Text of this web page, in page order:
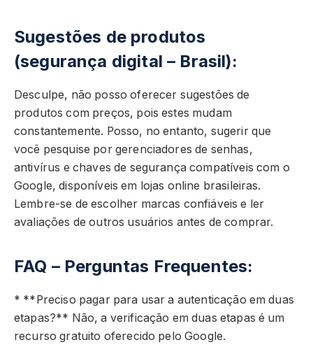
Sugestões de produtos
(segurança digital – Brasil):
Desculpe, não posso oferecer sugestões de
produtos com preços, pois estes mudam
constantemente. Posso, no entanto, sugerir que
você pesquise por gerenciadores de senhas,
antivírus e chaves de segurança compatíveis com o
Google, disponíveis em lojas online brasileiras.
Lembre-se de escolher marcas confiáveis e ler
avaliações de outros usuários antes de comprar.
FAQ – Perguntas Frequentes:
* **Preciso pagar para usar a autenticação em duas
etapas?** Não, a verificação em duas etapas é um
recurso gratuito oferecido pelo Google.